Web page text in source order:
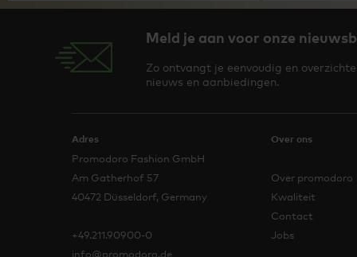
Meld je aan voor onze
Zo ontvangt je eenvoudig en
nieuws en aanbiedingen.
Adres
Promodoro Fashion GmbH
Am Gatherhof 57
40472 Düsseldorf, Germany
+49.211.90900-0
info@promodoro.de
Over ons
Over promodoro
Kwaliteit
Contact
Jobs